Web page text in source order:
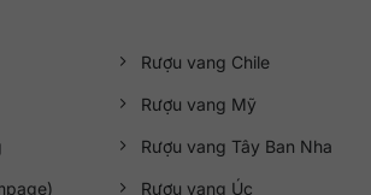
Rượu vang Chile
Rượu vang Mỹ
Rượu vang Tây Ban Nha
Rượu vang Úc